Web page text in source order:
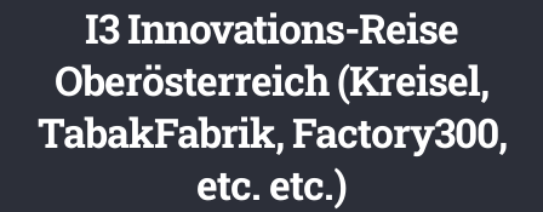
I3 Innovations-Reise
Oberösterreich (Kreisel,
TabakFabrik, Factory300,
etc. etc.)